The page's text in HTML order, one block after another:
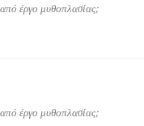
έργο μυθοπλασίας;
έργο μυθοπλασίας;